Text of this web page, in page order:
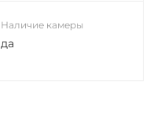
Наличие камеры
да